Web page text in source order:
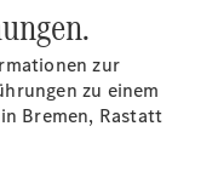
zur
zu einem
Bremen, Rastatt